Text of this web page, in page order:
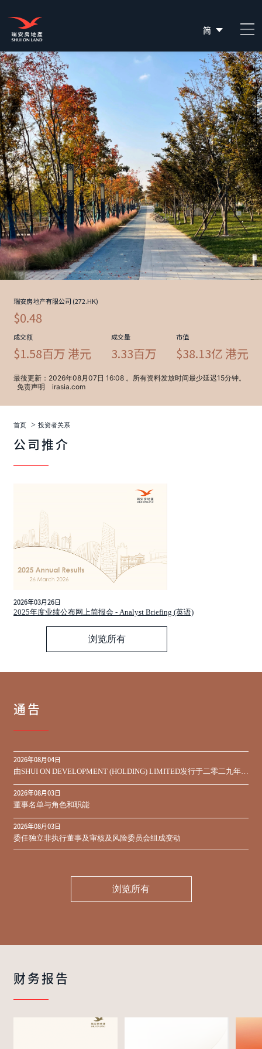
简
EN
繁
首页 > 投资者关系
公司推介
2026年03月26日
2025年度业绩公布网上简报会 - Analyst Briefing (英语)
浏览所有
通告
2026年08月04日
由SHUI ON DEVELOPMENT (HOLDING) LIMITED发行于二零二九年到
期之450,000,000美元9.75%优先票据之同意征求于届满期限前收到的
同意结果
2026年08月03日
董事名单与角色和职能
2026年08月03日
委任独立非执行董事及审核及风险委员会组成变动
浏览所有
财务报告